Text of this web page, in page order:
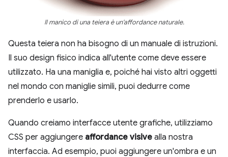
Il manico di una teiera è un'affordance naturale.
Questa teiera non ha bisogno di un manuale di istruzioni.
Il suo design fisico indica all'utente come deve essere
utilizzato. Ha una maniglia e, poiché hai visto altri oggetti
nel mondo con maniglie simili, puoi dedurre come
prenderlo e usarlo.
Quando creiamo interfacce utente grafiche, utilizziamo
CSS per aggiungere affordance visive alla nostra
interfaccia. Ad esempio, puoi aggiungere un'ombra e un